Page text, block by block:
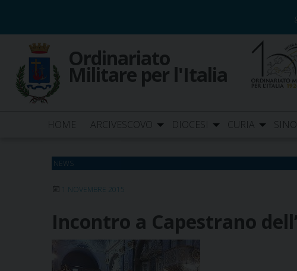
content
Ordinariato
Militare per l'Italia
HOME ARCIVESCOVO DIOCESI CURIA
NEWS
1 NOVEMBRE 2015
Incontro a Capestrano